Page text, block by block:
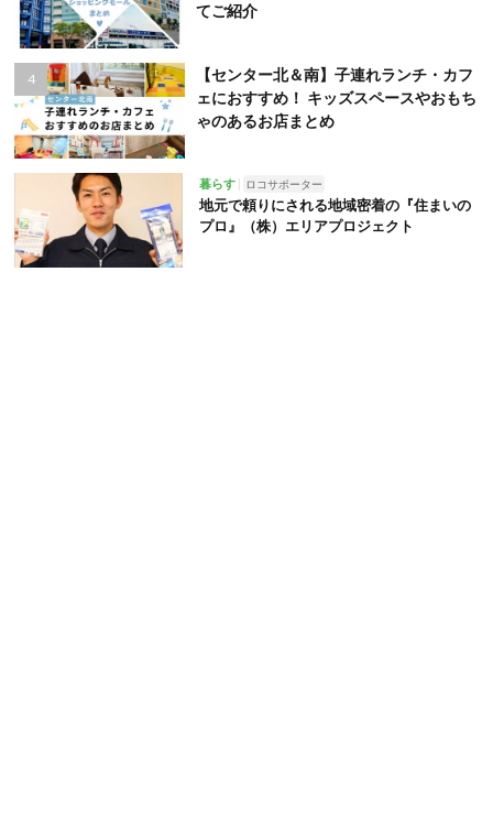
てご紹介
【センター北＆南】子連れランチ・カフ
ェにおすすめ！ キッズスペースやおもち
ゃのあるお店まとめ
暮らす ロコサポーター
地元で頼りにされる地域密着の『住まいの
プロ』（株）エリアプロジェクト